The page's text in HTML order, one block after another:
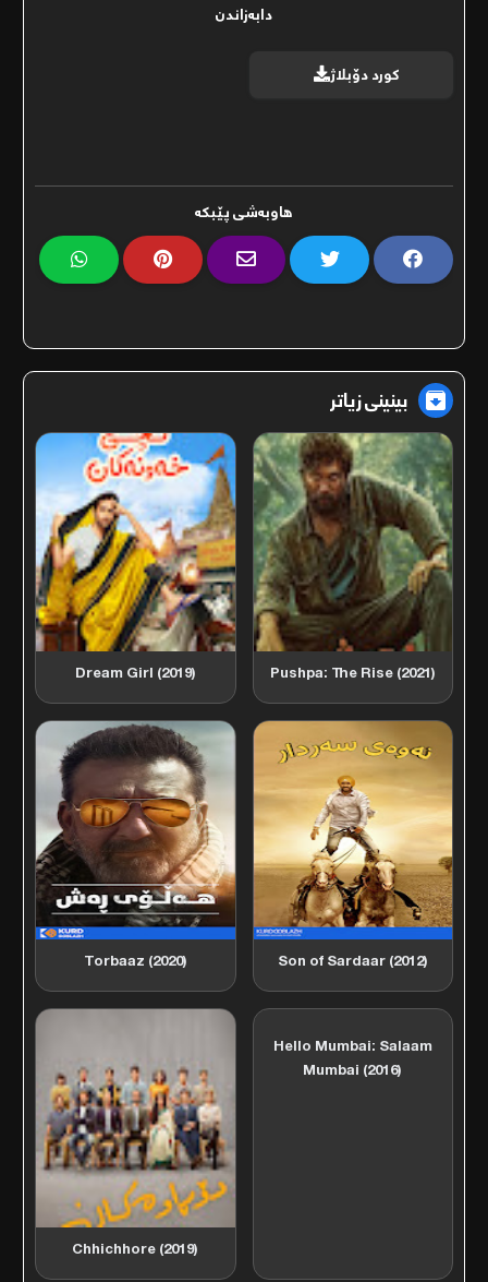
دابەزاندن
کورد دۆبلاژ
ھاوبەشی پێبکە
 بینینی زیاتر
Pushpa: The Rise (2021)
Dream Girl (2019)
Son of Sardaar (2012)
Torbaaz (2020)
Hello Mumbai: Salaam
Mumbai (2016)
Chhichhore (2019)